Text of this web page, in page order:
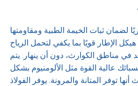
لضمان ثبات الخيمة الطبية ومقاومتها
الإطار قويًا بما يكفي لتحمل الرياح
في مناطق الكوارث، دون أن ينهار. يتم
عالية القوة مثل الألومنيوم بشكل
توفر المتانة والمرونة. يوفر الفولاذ